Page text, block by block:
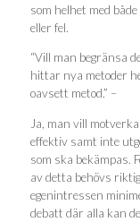
som helhet med
eller fel.
“Vill man begränsa
hittar nya metoder
oavsett metod.” –
Ja, man vill
effektiv samt inte
som ska bekämpas.
av detta behövs
egenintressen
debatt där alla kan